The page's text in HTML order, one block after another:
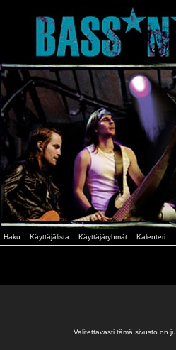
Haku Käyttäjälista Käyttäjäryhmät Kalenteri
Valitettavasti tämä sivusto on